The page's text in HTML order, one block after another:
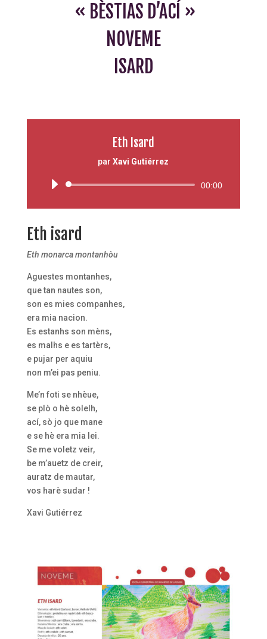
« BÈSTIAS D’ACÍ »
NOVEME
ISARD
Eth Isard
parXavi Gutiérrez
Lecteur
00:00
Eth isard
Eth monarca montanhòu
Aguestes montanhes,
que tan nautes son,
son es mies companhes,
era mia nacion.
Es estanhs son mèns,
es malhs e es tartèrs,
e pujar per aquiu
non m’ei pas peniu.
Me’n foti se nhèue,
se plò o hè solelh,
ací, sò jo que mane
e se hè era mia lei.
Se me voletz veir,
be m’auetz de creir,
auratz de mautar,
vos harè sudar !
Xavi Gutiérrez